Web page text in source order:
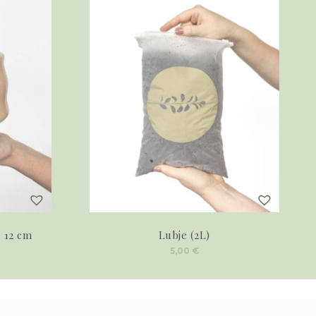
cm Lubje (2L)
5,00 €